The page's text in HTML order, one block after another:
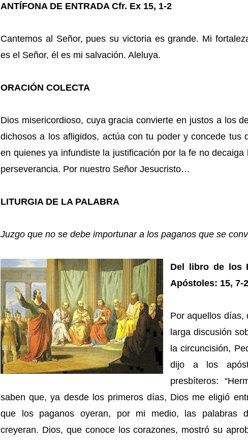
ANTÍFONA DE ENTRADA Cfr. Ex 15, 1-2
Cantemos al Señor, pues su victoria es grande. Mi
es el Señor, él es mi salvación. Aleluya.
ORACIÓN COLECTA
Dios misericordioso, cuya gracia convierte en justos a los
dichosos a los afligidos, actúa con tu poder y concede tus
en quienes ya infundiste la justificación por la fe no decaiga
perseverancia. Por nuestro Señor Jesucristo…
LITURGIA DE LA PALABRA
Juzgo que no se debe importunar a los paganos que se
Del libro de los
Apóstoles: 15, 7-
Por aquellos días,
larga discusión
la circuncisión,
dijo a los
presbíteros:
saben que, ya desde los primeros días, Dios me eligió
que los paganos oyeran, por mi medio, las palabras
creyeran. Dios, que conoce los corazones, mostró su